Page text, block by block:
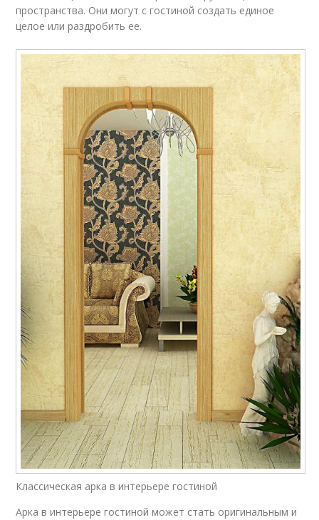
пространства. Они могут с гостиной создать единое
целое или раздробить ее.
Классическая арка в интерьере гостиной
Арка в интерьере гостиной может стать оригинальным и